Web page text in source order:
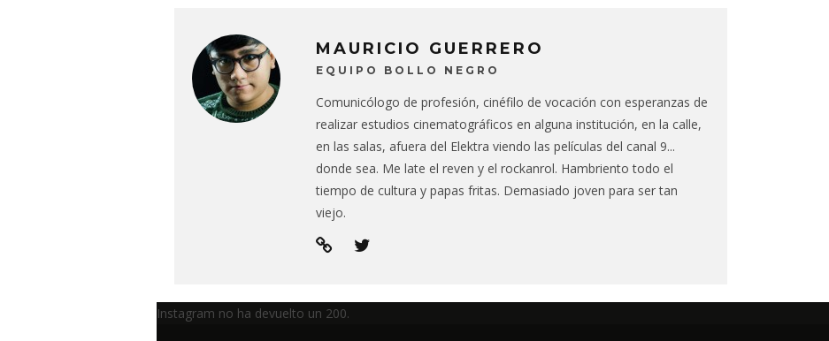
MAURICIO GUERRERO
EQUIPO BOLLO NEGRO
Comunicólogo de profesión, cinéfilo de vocación con esperanzas de
realizar estudios cinematográficos en alguna institución, en la calle,
en las salas, afuera del Elektra viendo las películas del canal 9...
donde sea. Me late el reven y el rockanrol. Hambriento todo el
tiempo de cultura y papas fritas. Demasiado joven para ser tan
viejo.
Instagram no ha devuelto un 200.